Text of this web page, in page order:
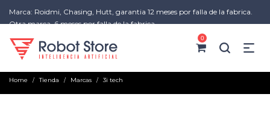
Marca: Roidmi, Chasing, Hutt, garantia 12 meses por falla de la fabrica.
Otra marca, 6 meses por falla de la fabrica
0
Home / Tienda / Marcas / 3i tech